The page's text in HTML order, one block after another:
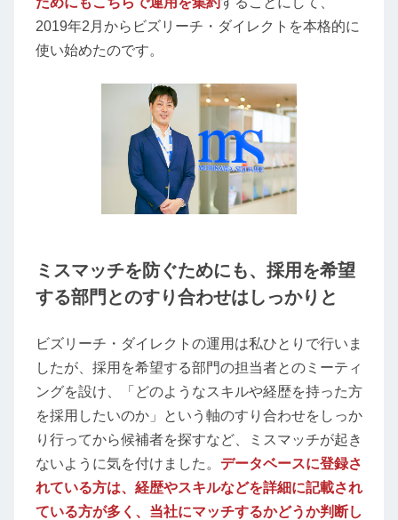
2019年2月からビズリーチ・ダイレクトを本格的に
使い始めたのです。
ミスマッチを防ぐためにも、採用を希望
する部門とのすり合わせはしっかりと
ビズリーチ・ダイレクトの運用は私ひとりで行いま
したが、採用を希望する部門の担当者とのミーティ
ングを設け、「どのようなスキルや経歴を持った方
を採用したいのか」という軸のすり合わせをしっか
り行ってから候補者を探すなど、ミスマッチが起き
ないように気を付けました。 データベースに登録さ
れている方は、経歴やスキルなどを詳細に記載され
ている方が多く、当社にマッチするかどうか判断し